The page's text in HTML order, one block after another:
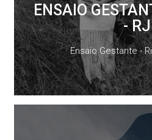
ENSAIO
- RJ
Ensaio Gestante -